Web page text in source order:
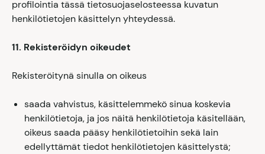
profilointia tässä tietosuojaselosteessa kuvatun
henkilötietojen käsittelyn yhteydessä.
11. Rekisteröidyn oikeudet
Rekisteröitynä sinulla on oikeus
saada vahvistus, käsittelemmekö sinua koskevia
henkilötietoja, ja jos näitä henkilötietoja käsitellään,
oikeus saada pääsy henkilötietoihin sekä lain
edellyttämät tiedot henkilötietojen käsittelystä;